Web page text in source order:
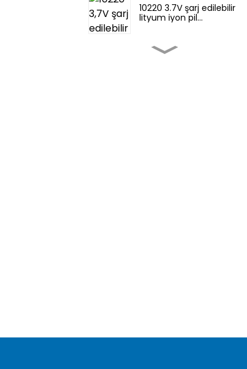
10220 3.7V şarj edilebilir
lityum iyon pil...